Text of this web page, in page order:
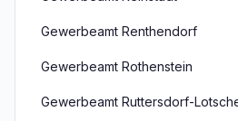
Gewerbeamt Renthendorf
Gewerbeamt Rothenstein
Gewerbeamt Ruttersdorf-